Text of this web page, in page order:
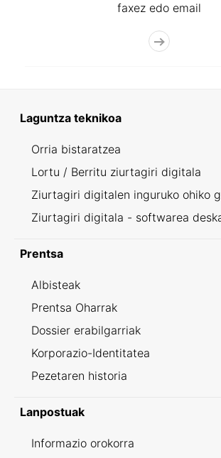
faxez edo email
Laguntza teknikoa
Orria bistaratzea
Lortu / Berritu ziurtagiri digitala
Ziurtagiri digitalen inguruko ohiko
Ziurtagiri digitala - softwarea
Prentsa
Albisteak
Prentsa Oharrak
Dossier erabilgarriak
Korporazio-Identitatea
Pezetaren historia
Lanpostuak
Informazio orokorra